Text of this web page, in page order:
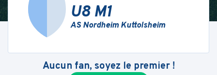
U8 M1
AS Nordheim Kuttolsheim
Aucun fan, soyez le premier !